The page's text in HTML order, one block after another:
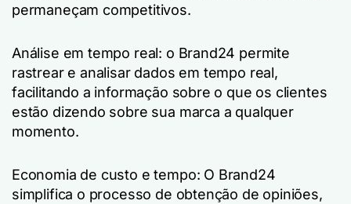
permaneçam competitivos.
Análise em tempo real: o Brand24 permite
rastrear e analisar dados em tempo real,
facilitando a informação sobre o que os clientes
estão dizendo sobre sua marca a qualquer
momento.
Economia de custo e tempo: O Brand24
simplifica o processo de obtenção de opiniões,